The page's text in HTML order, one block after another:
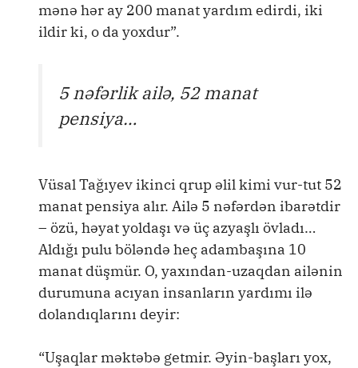
mənə hər ay 200 manat yardım edirdi, iki
ildir ki, o da yoxdur”.
5 nəfərlik ailə, 52 manat
pensiya…
Vüsal Tağıyev ikinci qrup əlil kimi vur-tut 52
manat pensiya alır. Ailə 5 nəfərdən ibarətdir
– özü, həyat yoldaşı və üç azyaşlı övladı…
Aldığı pulu böləndə heç adambaşına 10
manat düşmür. O, yaxından-uzaqdan ailənin
durumuna acıyan insanların yardımı ilə
dolandıqlarını deyir:
“Uşaqlar məktəbə getmir. Əyin-başları yox,